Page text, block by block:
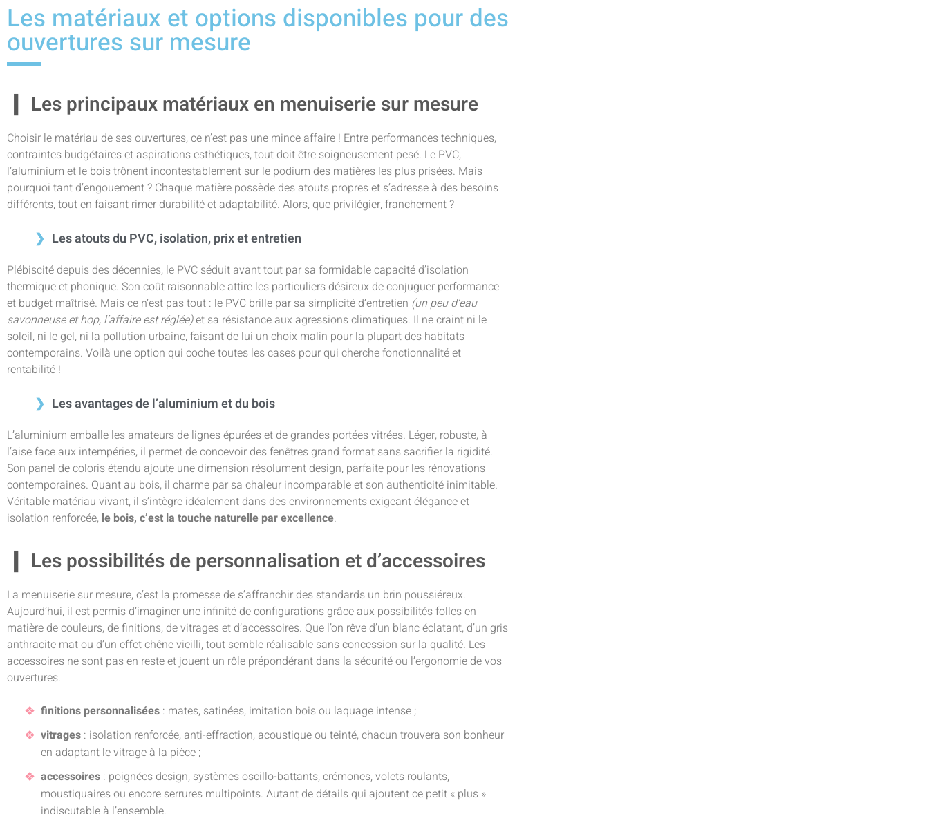
Les matériaux et options disponibles pour des
ouvertures sur mesure
Les principaux matériaux en menuiserie sur mesure
Choisir le matériau de ses ouvertures, ce n’est pas une mince affaire ! Entre performances techniques,
contraintes budgétaires et aspirations esthétiques, tout doit être soigneusement pesé. Le PVC,
l’aluminium et le bois trônent incontestablement sur le podium des matières les plus prisées. Mais
pourquoi tant d’engouement ? Chaque matière possède des atouts propres et s’adresse à des besoins
différents, tout en faisant rimer durabilité et adaptabilité. Alors, que privilégier, franchement ?
Les atouts du PVC, isolation, prix et entretien
Plébiscité depuis des décennies, le PVC séduit avant tout par sa formidable capacité d’isolation
thermique et phonique. Son coût raisonnable attire les particuliers désireux de conjuguer performance
et budget maîtrisé. Mais ce n’est pas tout : le PVC brille par sa simplicité d’entretien (un peu d’eau
savonneuse et hop, l’affaire est réglée)et sa résistance aux agressions climatiques. Il ne craint ni le
soleil, ni le gel, ni la pollution urbaine, faisant de lui un choix malin pour la plupart des habitats
contemporains. Voilà une option qui coche toutes les cases pour qui cherche fonctionnalité et
rentabilité !
Les avantages de l’aluminium et du bois
L’aluminium emballe les amateurs de lignes épurées et de grandes portées vitrées. Léger, robuste, à
l’aise face aux intempéries, il permet de concevoir des fenêtres grand format sans sacrifier la rigidité.
Son panel de coloris étendu ajoute une dimension résolument design, parfaite pour les rénovations
contemporaines. Quant au bois, il charme par sa chaleur incomparable et son authenticité inimitable.
Véritable matériau vivant, il s’intègre idéalement dans des environnements exigeant élégance et
isolation renforcée, le bois, c’est la touche naturelle par excellence.
Les possibilités de personnalisation et d’accessoires
La menuiserie sur mesure, c’est la promesse de s’affranchir des standards un brin poussiéreux.
Aujourd’hui, il est permis d’imaginer une infinité de configurations grâce aux possibilités folles en
matière de couleurs, de finitions, de vitrages et d’accessoires. Que l’on rêve d’un blanc éclatant, d’un gris
anthracite mat ou d’un effet chêne vieilli, tout semble réalisable sans concession sur la qualité. Les
accessoires ne sont pas en reste et jouent un rôle prépondérant dans la sécurité ou l’ergonomie de vos
ouvertures.
finitions personnalisées : mates, satinées, imitation bois ou laquage intense ;
vitrages : isolation renforcée, anti-effraction, acoustique ou teinté, chacun trouvera son bonheur
en adaptant le vitrage à la pièce ;
accessoires : poignées design, systèmes oscillo-battants, crémones, volets roulants,
moustiquaires ou encore serrures multipoints. Autant de détails qui ajoutent ce petit « plus »